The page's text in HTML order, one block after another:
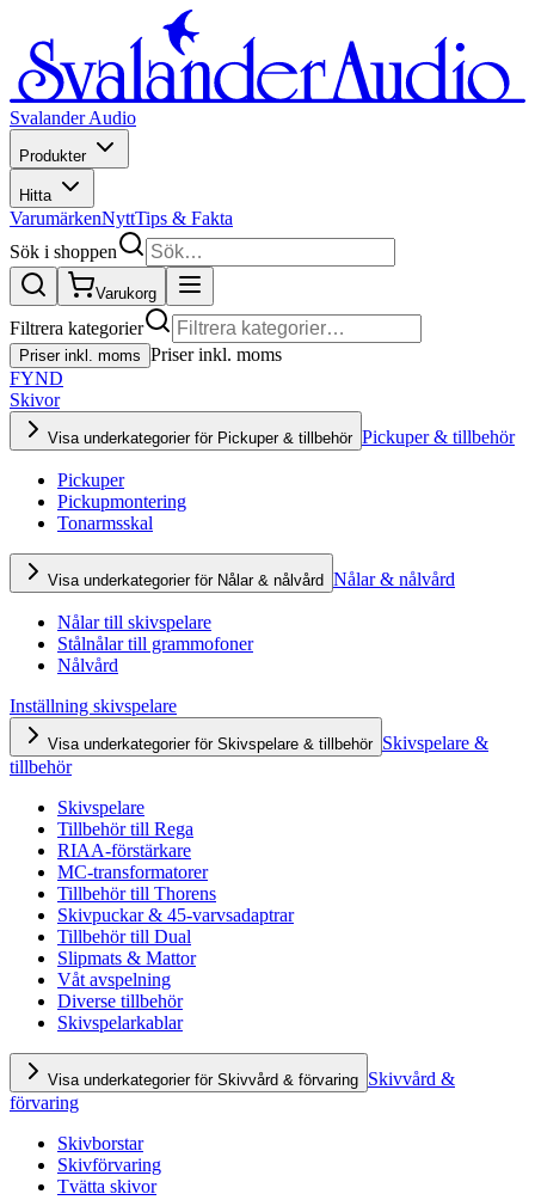
Svalander Audio
Produkter
Hitta
VarumärkenNyttTips & Fakta
Sök i shoppen
Varukorg
Filtrera kategorier
Priser inkl. moms Priser inkl. moms
FYND
Skivor
Visa underkategorier för Pickuper & tillbehör Pickuper & tillbehör
Pickuper
Pickupmontering
Tonarmsskal
Visa underkategorier för Nålar & nålvård Nålar & nålvård
Nålar till skivspelare
Stålnålar till grammofoner
Nålvård
Inställning skivspelare
Visa underkategorier för Skivspelare & tillbehör Skivspelare &
tillbehör
Skivspelare
Tillbehör till Rega
RIAA-förstärkare
MC-transformatorer
Tillbehör till Thorens
Skivpuckar & 45-varvsadaptrar
Tillbehör till Dual
Slipmats & Mattor
Våt avspelning
Diverse tillbehör
Skivspelarkablar
Visa underkategorier för Skivvård & förvaring Skivvård &
förvaring
Skivborstar
Skivförvaring
Tvätta skivor